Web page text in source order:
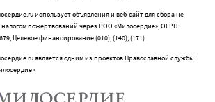
использует объявления и веб-сайт для сбора не
налогом пожертвований через РОО «Милосердие», ОГРН
Целевое финансирование (010), (140), (171)
является одним из проектов Православной службы